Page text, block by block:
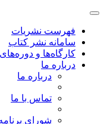
فهرست نشریات
سامانه نشر کتاب
کارگاه‌ها و
درباره ما
درباره ما
تماس با ما
شورای